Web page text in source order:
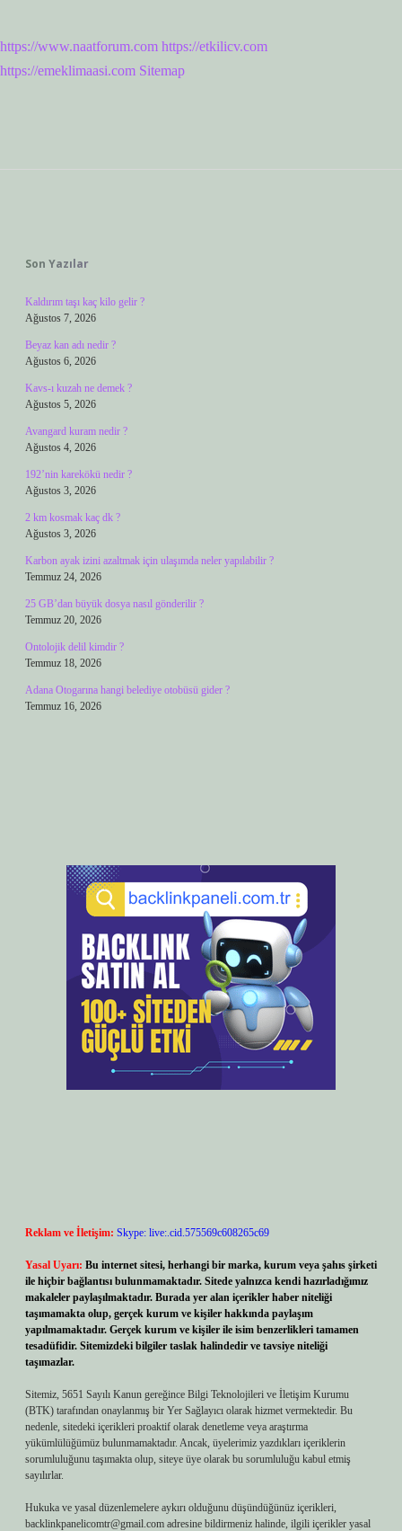
https://www.naatforum.com https://etkilicv.com
https://emeklimaasi.com Sitemap
Son Yazılar
Kaldırım taşı kaç kilo gelir ?
Ağustos 7, 2026
Beyaz kan adı nedir ?
Ağustos 6, 2026
Kavs-ı kuzah ne demek ?
Ağustos 5, 2026
Avangard kuram nedir ?
Ağustos 4, 2026
192’nin karekökü nedir ?
Ağustos 3, 2026
2 km kosmak kaç dk ?
Ağustos 3, 2026
Karbon ayak izini azaltmak için ulaşımda neler yapılabilir ?
Temmuz 24, 2026
25 GB’dan büyük dosya nasıl gönderilir ?
Temmuz 20, 2026
Ontolojik delil kimdir ?
Temmuz 18, 2026
Adana Otogarına hangi belediye otobüsü gider ?
Temmuz 16, 2026
Reklam ve İletişim: Skype: live:.cid.575569c608265c69
Yasal Uyarı: Bu internet sitesi, herhangi bir marka, kurum veya şahıs şirketi
ile hiçbir bağlantısı bulunmamaktadır. Sitede yalnızca kendi hazırladığımız
makaleler paylaşılmaktadır. Burada yer alan içerikler haber niteliği
taşımamakta olup, gerçek kurum ve kişiler hakkında paylaşım
yapılmamaktadır. Gerçek kurum ve kişiler ile isim benzerlikleri tamamen
tesadüfidir. Sitemizdeki bilgiler taslak halindedir ve tavsiye niteliği
taşımazlar.
Sitemiz, 5651 Sayılı Kanun gereğince Bilgi Teknolojileri ve İletişim Kurumu
(BTK) tarafından onaylanmış bir Yer Sağlayıcı olarak hizmet vermektedir. Bu
nedenle, sitedeki içerikleri proaktif olarak denetleme veya araştırma
yükümlülüğümüz bulunmamaktadır. Ancak, üyelerimiz yazdıkları içeriklerin
sorumluluğunu taşımakta olup, siteye üye olarak bu sorumluluğu kabul etmiş
sayılırlar.
Hukuka ve yasal düzenlemelere aykırı olduğunu düşündüğünüz içerikleri,
backlinkpanelicomtr@gmail.com adresine bildirmeniz halinde, ilgili içerikler yasal